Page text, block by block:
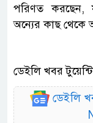
পরিণত করছেন,
অন্যের কাছ থেকে
ডেইলি খবর
ডেইলি